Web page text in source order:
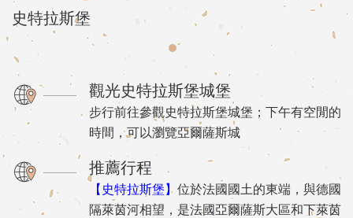
史特拉斯堡
觀光史特拉斯堡城堡
步行前往參觀史特拉斯堡城堡；下午有空閒的
時間，可以瀏覽亞爾薩斯城
推薦行程
【史特拉斯堡】 位於法國國土的東端，與德國
隔萊茵河相望，是法國亞爾薩斯大區和下萊茵